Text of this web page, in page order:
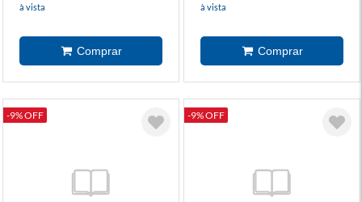
à vista à vista
-9% OFF -9% OFF